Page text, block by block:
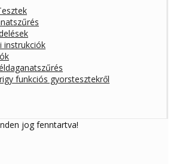
instrukciók
funkciós gyorstesztekről
jog fenntartva!